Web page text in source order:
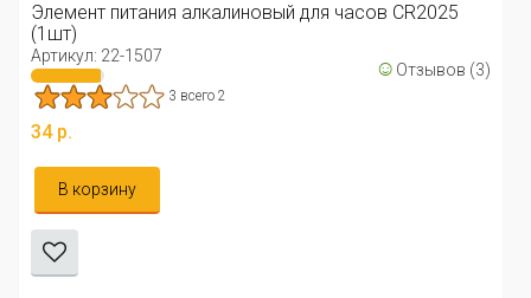
Элемент питания алкалиновый для часов CR2025
(1шт)
Артикул: 22-1507 ☺ Отзывов (3)
3 всего 2
34 р.
В корзину